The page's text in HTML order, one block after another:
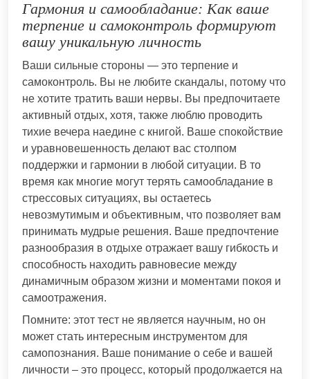
Гармония и самообладание: Как ваше
терпение и самоконтроль формируют
вашу уникальную личность
Ваши сильные стороны — это терпение и
самоконтроль. Вы не любите скандалы, потому что
не хотите тратить ваши нервы. Вы предпочитаете
активный отдых, хотя, также люблю проводить
тихие вечера наедине с книгой. Ваше спокойствие
и уравновешенность делают вас столпом
поддержки и гармонии в любой ситуации. В то
время как многие могут терять самообладание в
стрессовых ситуациях, вы остаетесь
невозмутимым и объективным, что позволяет вам
принимать мудрые решения. Ваше предпочтение
разнообразия в отдыхе отражает вашу гибкость и
способность находить равновесие между
динамичным образом жизни и моментами покоя и
самоотражения.
Помните: этот тест не является научным, но он
может стать интересным инструментом для
самопознания. Ваше понимание о себе и вашей
личности – это процесс, который продолжается на